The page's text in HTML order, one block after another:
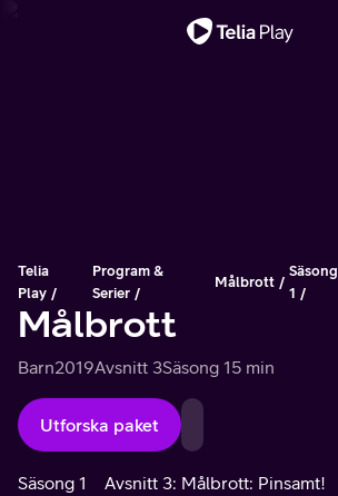
Telia
Play
Program &
Serier
Målbrott
Säsong
1
Målbrott
Barn2019Avsnitt 3Säsong 15 min
Utforska paket
Säsong 1 Avsnitt 3: Målbrott: Pinsamt!